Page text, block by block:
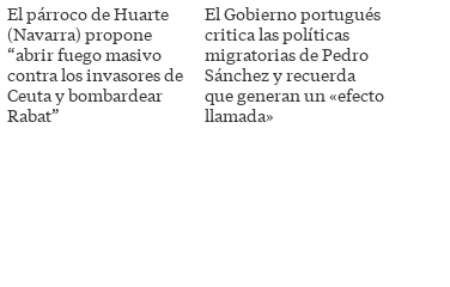
El párroco de Huarte
(Navarra) propone
“abrir fuego masivo
contra los invasores de
Ceuta y bombardear
Rabat”
El Gobierno portugués
critica las políticas
migratorias de Pedro
Sánchez y recuerda
que generan un «efecto
llamada»